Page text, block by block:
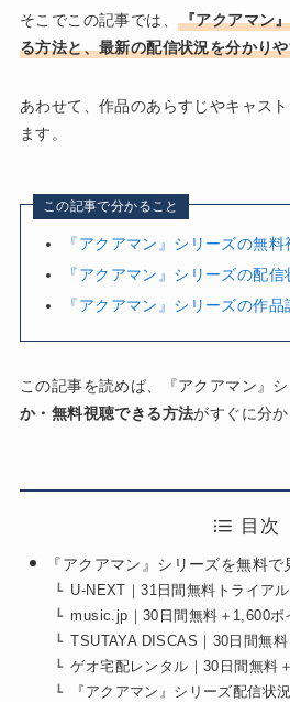
そこでこの記事では、
『アクアマン
る方法と、最新の配信状況を分かり
あわせて、作品のあらすじやキャス
ます。
この記事で分かること
『アクアマン』シリーズの無料
『アクアマン』シリーズの配信
『アクアマン』シリーズの作品
この記事を読めば、『アクアマン』
か・無料視聴できる方法がすぐに分か
目次
『アクアマン』シリーズを無料で
U-NEXT｜31日間無料トライアル
music.jp｜30日間無料＋1,600ポ
TSUTAYA DISCAS｜30日間無
ゲオ宅配レンタル｜30日間無料
『アクアマン』シリーズ配信状